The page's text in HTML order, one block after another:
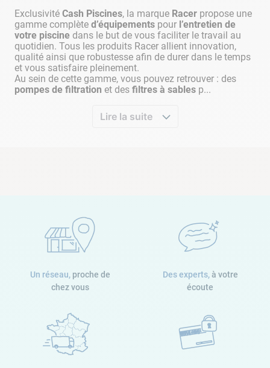
pour. Enfin, l'application permet également de piloter
l'éclairage au niveau du choix des couleurs et de l'économie
d'énergie. Pour la télécharger, rien de plus simple,scannez le
QR-code présent sur le packaging ou la fiche produitet
profitez de tous les avantages d'une
piscine connectée
Enfin, des fusibles supplémentaires sont aussi inclus.
Exclusivité Cash Piscines, la marque Racer propose une
gamme complète d’équipements pour l’entretien de
votre piscine dans le but de vous faciliter le travail au
quotidien. Tous les produits Racer allient innovation,
qualité ainsi que robustesse afin de durer dans le temps
et vous satisfaire pleinement.
Au sein de cette gamme, vous pouvez retrouver : des
pompes de filtration et des filtres à sables p...
Lire la suite
Un réseau, proche de
chez vous
Des experts, à votre
écoute